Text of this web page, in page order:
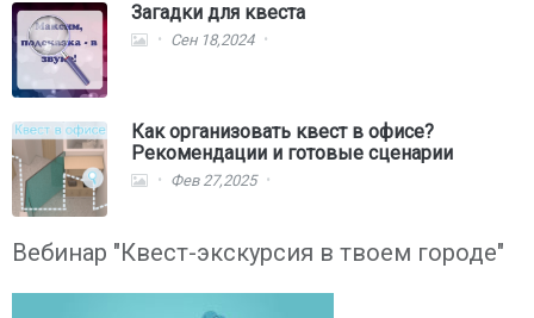
Загадки для квеста
Сен 18,2024
Как организовать квест в офисе?
Рекомендации и готовые сценарии
Фев 27,2025
Вебинар "Квест-экскурсия в твоем городе"